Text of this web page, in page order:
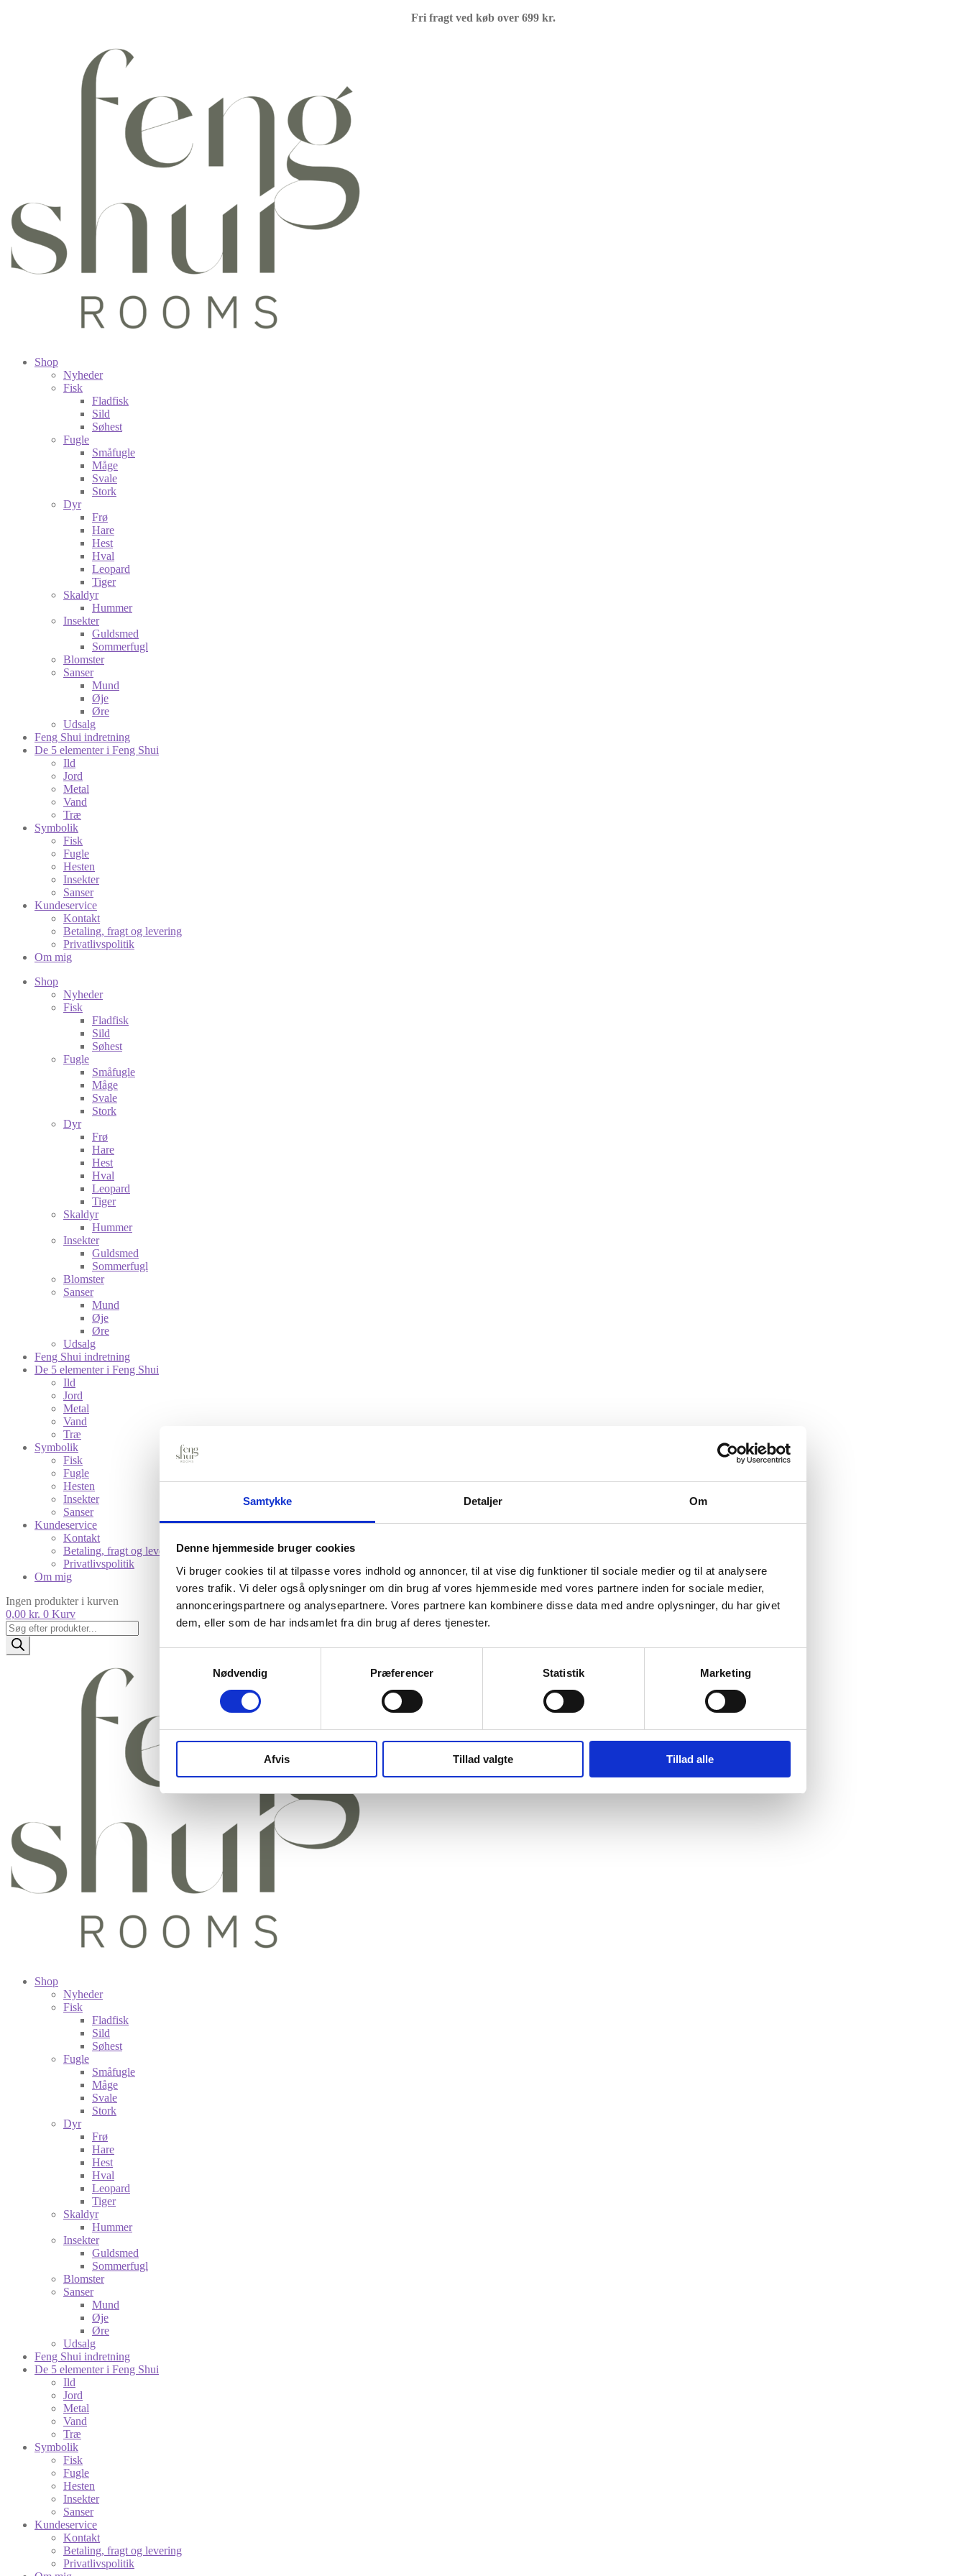
Samtykke Detaljer Om
Denne hjemmeside bruger cookies
Vi bruger cookies til at tilpasse vores indhold og annoncer, til at vise dig funktioner til sociale medier og til at analysere
vores trafik. Vi deler også oplysninger om din brug af vores hjemmeside med vores partnere inden for sociale medier,
annonceringspartnere og analysepartnere. Vores partnere kan kombinere disse data med andre oplysninger, du har givet
dem, eller som de har indsamlet fra din brug af deres tjenester.
Nødvendig
Præferencer Statistik Marketing
Afvis Tillad valgte Tillad alle
Fri fragt ved køb over 699 kr.
Shop
Nyheder
Fisk
Fladfisk
Sild
Søhest
Fugle
Småfugle
Måge
Svale
Stork
Dyr
Frø
Hare
Hest
Hval
Leopard
Tiger
Skaldyr
Hummer
Insekter
Guldsmed
Sommerfugl
Blomster
Sanser
Mund
Øje
Øre
Udsalg
Feng Shui indretning
De 5 elementer i Feng Shui
Ild
Jord
Metal
Vand
Træ
Symbolik
Fisk
Fugle
Hesten
Insekter
Sanser
Kundeservice
Kontakt
Betaling, fragt og levering
Privatlivspolitik
Om mig
Shop
Nyheder
Fisk
Fladfisk
Sild
Søhest
Fugle
Småfugle
Måge
Svale
Stork
Dyr
Frø
Hare
Hest
Hval
Leopard
Tiger
Skaldyr
Hummer
Insekter
Guldsmed
Sommerfugl
Blomster
Sanser
Mund
Øje
Øre
Udsalg
Feng Shui indretning
De 5 elementer i Feng Shui
Ild
Jord
Metal
Vand
Træ
Symbolik
Fisk
Fugle
Hesten
Insekter
Sanser
Kundeservice
Kontakt
Betaling, fragt og levering
Privatlivspolitik
Om mig
Ingen produkter i kurven
0,00 kr. 0 Kurv
Products
search
Shop
Nyheder
Fisk
Fladfisk
Sild
Søhest
Fugle
Småfugle
Måge
Svale
Stork
Dyr
Frø
Hare
Hest
Hval
Leopard
Tiger
Skaldyr
Hummer
Insekter
Guldsmed
Sommerfugl
Blomster
Sanser
Mund
Øje
Øre
Udsalg
Feng Shui indretning
De 5 elementer i Feng Shui
Ild
Jord
Metal
Vand
Træ
Symbolik
Fisk
Fugle
Hesten
Insekter
Sanser
Kundeservice
Kontakt
Betaling, fragt og levering
Privatlivspolitik